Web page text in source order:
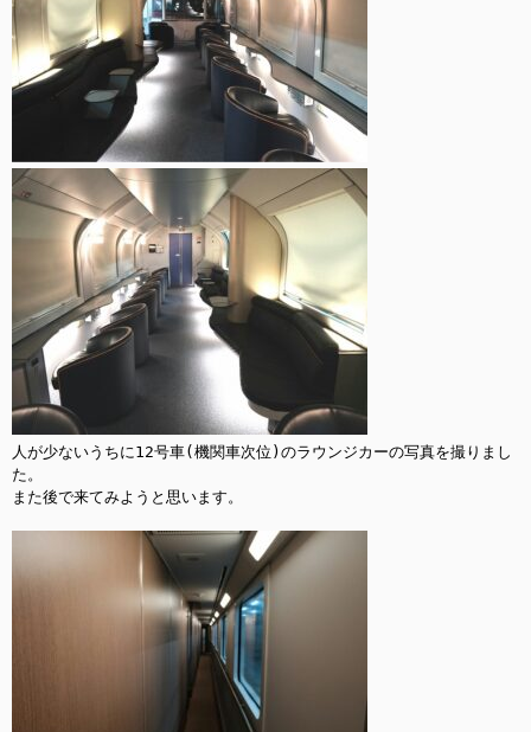
人が少ないうちに12号車(機関車次位)のラウンジカーの写真を撮りまし
た。
また後で来てみようと思います。